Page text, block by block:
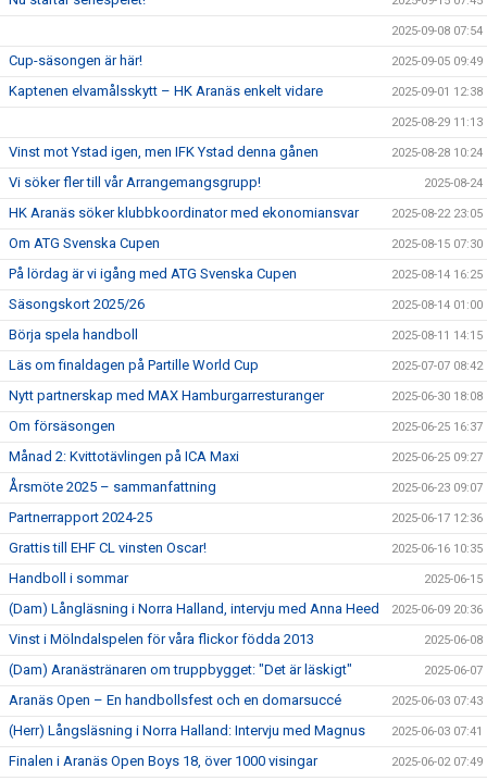
2025-09-08 07:54
Cup-säsongen är här! 2025-09-05 09:49
Kaptenen elvamålsskytt – HK Aranäs enkelt vidare 2025-09-01 12:38
2025-08-29 11:13
Vinst mot Ystad igen, men IFK Ystad denna gånen 2025-08-28 10:24
Vi söker fler till vår Arrangemangsgrupp! 2025-08-24
HK Aranäs söker klubbkoordinator med ekonomiansvar 2025-08-22 23:05
Om ATG Svenska Cupen 2025-08-15 07:30
På lördag är vi igång med ATG Svenska Cupen 2025-08-14 16:25
Säsongskort 2025/26 2025-08-14 01:00
Börja spela handboll 2025-08-11 14:15
Läs om finaldagen på Partille World Cup 2025-07-07 08:42
Nytt partnerskap med MAX Hamburgarresturanger 2025-06-30 18:08
Om försäsongen 2025-06-25 16:37
Månad 2: Kvittotävlingen på ICA Maxi 2025-06-25 09:27
Årsmöte 2025 – sammanfattning 2025-06-23 09:07
Partnerrapport 2024-25 2025-06-17 12:36
Grattis till EHF CL vinsten Oscar! 2025-06-16 10:35
Handboll i sommar 2025-06-15
(Dam) Långläsning i Norra Halland, intervju med Anna Heed 2025-06-09 20:36
Vinst i Mölndalspelen för våra flickor födda 2013 2025-06-08
(Dam) Aranästränaren om truppbygget: "Det är läskigt" 2025-06-07
Aranäs Open – En handbollsfest och en domarsuccé 2025-06-03 07:43
(Herr) Långsläsning i Norra Halland: Intervju med Magnus 2025-06-03 07:41
Finalen i Aranäs Open Boys 18, över 1000 visingar 2025-06-02 07:49